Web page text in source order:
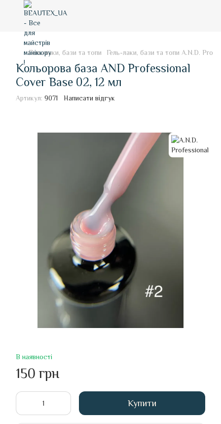
Гель-лаки, бази та топи Гель-лаки, бази та топи A.N.D.
Кольорова база AND Professional
Cover Base 02, 12 мл
Артикул: 9071 Написати відгук
В наявності
150 грн
Купити